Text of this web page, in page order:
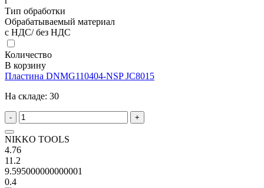
Тип обработки
Обрабатываемый материал
с НДС/ без НДС
Количество
В корзину
Пластина DNMG110404-NSP JC8015
На складе: 30
- +
NIKKO TOOLS
4.76
11.2
9.595000000000001
0.4